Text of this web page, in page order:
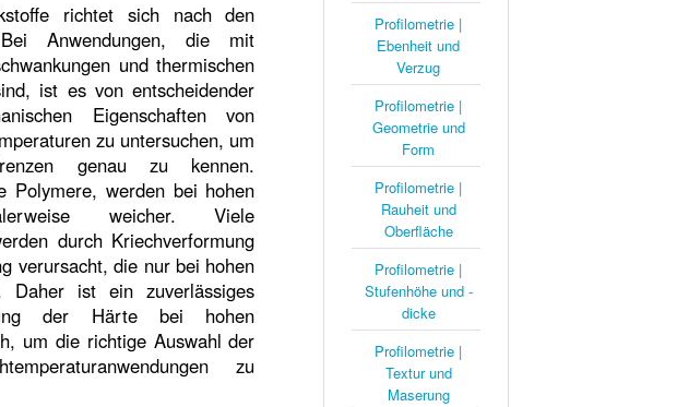
richtet sich nach den
Bei Anwendungen, die mit
und thermischen
ist es von entscheidender
Eigenschaften von
zu untersuchen, um
genau zu kennen.
Polymere, werden bei hohen
weicher. Viele
durch Kriechverformung
verursacht, die nur bei hohen
Daher ist ein zuverlässiges
der Härte bei hohen
um die richtige Auswahl der
zu
Profilometrie |
Ebenheit und
Verzug
Profilometrie |
Geometrie und
Form
Profilometrie |
Rauheit und
Oberfläche
Profilometrie |
Stufenhöhe und -
dicke
Profilometrie |
Textur und
Maserung